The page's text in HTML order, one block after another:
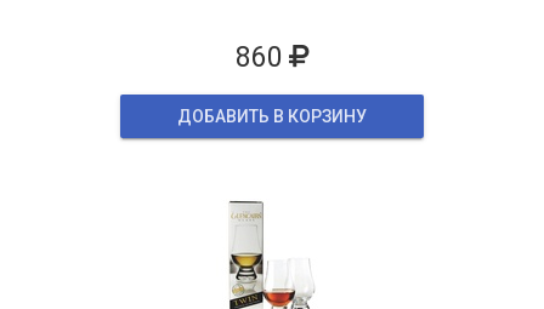
860
ДОБАВИТЬ В КОРЗИНУ